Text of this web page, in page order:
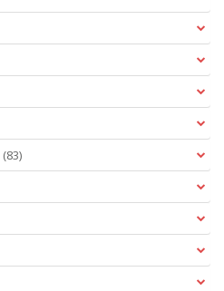
(83)